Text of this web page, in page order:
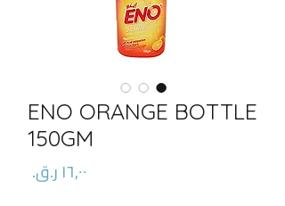
ENO ORANGE BOTTLE
150GM